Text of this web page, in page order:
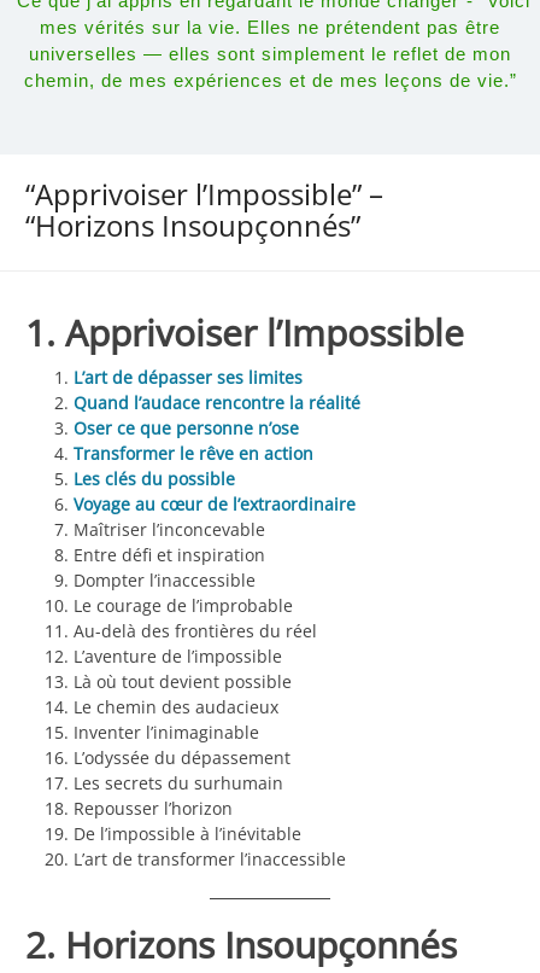
mes vérités sur la vie. Elles ne prétendent pas être
universelles — elles sont simplement le reflet de mon
chemin, de mes expériences et de mes leçons de vie.”
“Apprivoiser l’Impossible” –
“Horizons Insoupçonnés”
1. Apprivoiser l’Impossible
L’art de dépasser ses limites
Quand l’audace rencontre la réalité
Oser ce que personne n’ose
Transformer le rêve en action
Les clés du possible
Voyage au cœur de l’extraordinaire
Maîtriser l’inconcevable
Entre défi et inspiration
Dompter l’inaccessible
Le courage de l’improbable
Au-delà des frontières du réel
L’aventure de l’impossible
Là où tout devient possible
Le chemin des audacieux
Inventer l’inimaginable
L’odyssée du dépassement
Les secrets du surhumain
Repousser l’horizon
De l’impossible à l’inévitable
L’art de transformer l’inaccessible
2. Horizons Insoupçonnés